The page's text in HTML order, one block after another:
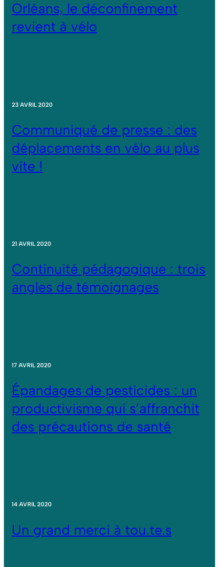
Orléans, le déconfinement
revient à vélo
23 AVRIL 2020
Communiqué de presse : des
déplacements en vélo au plus
vite !
21 AVRIL 2020
Continuité pédagogique : trois
angles de témoignages
17 AVRIL 2020
Épandages de pesticides : un
productivisme qui s’affranchit
des précautions de santé
14 AVRIL 2020
Un grand merci à tou.te.s